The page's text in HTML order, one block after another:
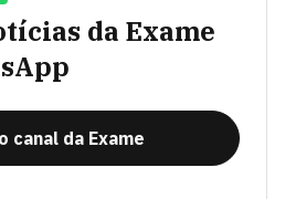
da Exame
canal da Exame